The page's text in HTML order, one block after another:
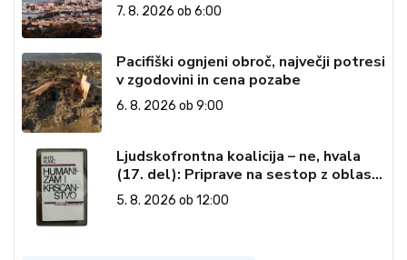
7. 8. 2026 ob 6:00
Pacifiški ognjeni obroč, največji potresi
v zgodovini in cena pozabe
6. 8. 2026 ob 9:00
Ljudskofrontna koalicija – ne, hvala
(17. del): Priprave na sestop z oblasti
– dvorska opozicija 6: Gramsci na delu:
Revija 2000 in revolucionarna
5. 8. 2026 ob 12:00